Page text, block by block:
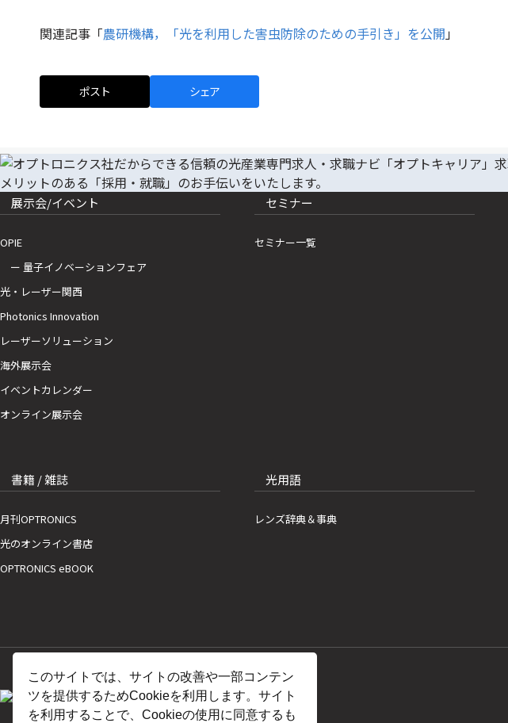
このサイトでは、サイトの改善や一部コンテン
ツを提供するためCookieを利用します。サイト
を利用することで、Cookieの使用に同意するも
関連記事「農研機構，「光を利用した害虫防除のための手引き」を公開」
ポスト シェア
展示会/イベント
OPIE
ー 量子イノベーションフェア
光・レーザー関西
Photonics Innovation
レーザーソリューション
海外展示会
イベントカレンダー
オンライン展示会
セミナー
セミナー一覧
書籍 / 雑誌
月刊OPTRONICS
光のオンライン書店
OPTRONICS eBOOK
光用語
レンズ辞典＆事典